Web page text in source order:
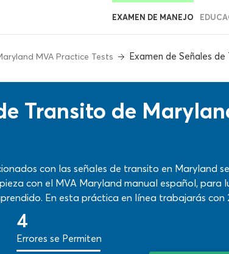
EXAMEN DE MANEJO
MVA Practice Tests Examen de Señales
Transito de
con las señales de transito en Maryland
con el MVA Maryland manual español, para
En esta práctica en línea trabajarás con
de tópicos relevantes con el formato adecuado…
una de las respuestas!
4
Errores se Permiten